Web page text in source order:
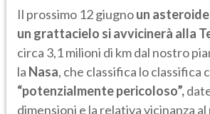
Il prossimo 12 giugnoun
un grattacielo si avvicinerà alla
circa 3,1 milioni di km dal nostro
la Nasa, che classifica lo classifica
“potenzialmente pericoloso”,
dimensioni e la relativa vicinanza